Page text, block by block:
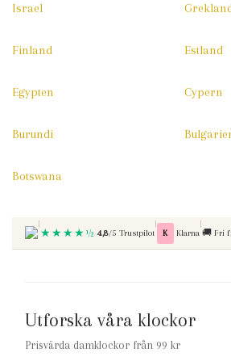
Israel
Finland Estland
Egypten Cypern
Burundi
Botswana
|
★★★★½ 4,8/5 Trustpilot
|
K
Betala med
Klarna
|
🚚 Fri
Fri
Utforska våra klockor
Prisvärda damklockor från 99 kr